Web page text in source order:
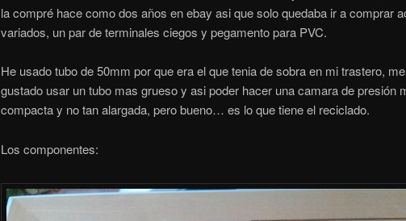
la compré hace como dos años en ebay asi que solo quedaba ir a comprar
variados, un par de terminales ciegos y pegamento para PVC.
He usado tubo de 50mm por que era el que tenia de sobra en mi trastero,
gustado usar un tubo mas grueso y asi poder hacer una camara de presión
compacta y no tan alargada, pero bueno… es lo que tiene el reciclado.
Los componentes: